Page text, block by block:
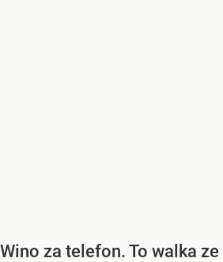
Wino za telefon. To walka